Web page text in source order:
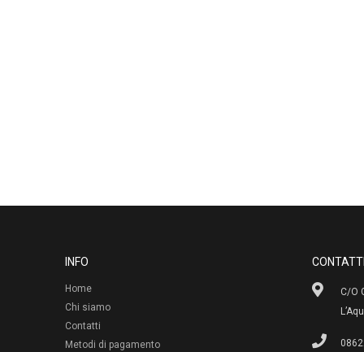
INFO
Home
Chi siamo
Contatti
Metodi di pagamento
CONTATTI
C/O